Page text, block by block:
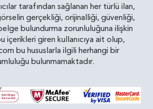
tarafından sağlanan her türlü ilan,
gerçekliği, orijinalliği, güvenliği,
bulundurma zorunluluğuna ilişkin
içerikleri giren kullanıcıya ait olup,
bu hususlarla ilgili herhangi bir
bulunmamaktadır.